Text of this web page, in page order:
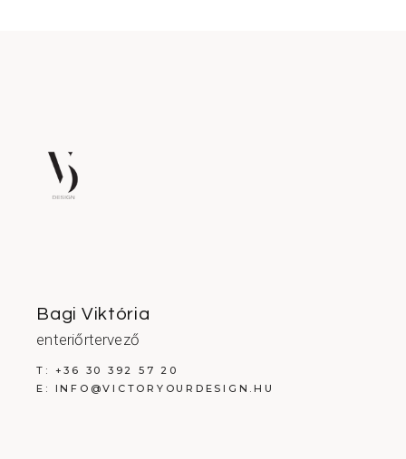
Bagi Viktória
enteriőrtervező
T: +36 30 392 57 20
E: INFO@VICTORYOURDESIGN.HU